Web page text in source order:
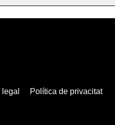
Política de privacitat